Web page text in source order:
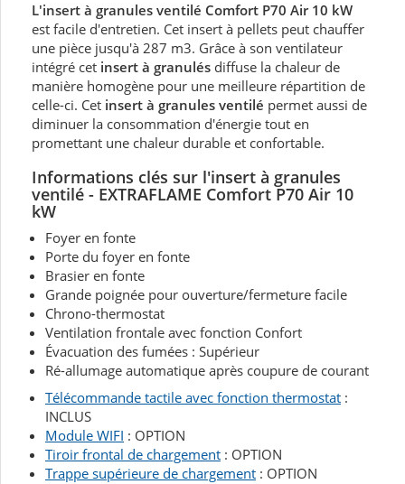
L'insert à granules ventilé Comfort P70 Air 10 kW
est facile d'entretien. Cet insert à pellets peut chauffer
une pièce jusqu'à 287 m3. Grâce à son ventilateur
intégré cet insert à granulés diffuse la chaleur de
manière homogène pour une meilleure répartition de
celle-ci. Cet insert à granules ventilé permet aussi de
diminuer la consommation d'énergie tout en
promettant une chaleur durable et confortable.
Informations clés sur l'insert à granules
ventilé - EXTRAFLAME Comfort P70 Air 10
kW
Foyer en fonte
Porte du foyer en fonte
Brasier en fonte
Grande poignée pour ouverture/fermeture facile
Chrono-thermostat
Ventilation frontale avec fonction Confort
Évacuation des fumées : Supérieur
Ré-allumage automatique après coupure de courant
Télécommande tactile avec fonction thermostat :
INCLUS
Module WIFI : OPTION
Tiroir frontal de chargement : OPTION
Trappe supérieure de chargement : OPTION